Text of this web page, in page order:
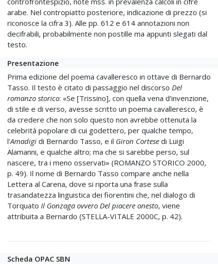
arabe. Nel contropiatto posteriore, indicazione di prezzo (si
riconosce la cifra 3). Alle pp. 612 e 614 annotazioni non
decifrabili, probabilmente non postille ma appunti slegati dal
testo.
Presentazione
Prima edizione del poema cavalleresco in ottave di Bernardo
Tasso. Il testo è citato di passaggio nel discorso Del
romanzo storico: «Se [Trissino], con quella vena d'invenzione,
di stile e di verso, avesse scritto un poema cavalleresco, è
da credere che non solo questo non avrebbe ottenuta la
celebrità popolare di cui godettero, per qualche tempo,
l'Amadigi di Bernardo Tasso, e il Giron Cortese di Luigi
Alamanni, e qualche altro; ma che si sarebbe perso, sul
nascere, tra i meno osservati» (ROMANZO STORICO 2000,
p. 49). Il nome di Bernardo Tasso compare anche nella
Lettera al Carena, dove si riporta una frase sulla
trasandatezza linguistica dei fiorentini che, nel dialogo di
Torquato Il Gonzaga ovvero Del piacere onesto, viene
attribuita a Bernardo (STELLA-VITALE 2000C, p. 42).
Scheda OPAC SBN